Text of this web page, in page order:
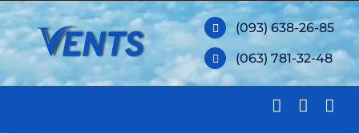
Skip
to
content
(093) 638-26-85
(063) 781-32-48